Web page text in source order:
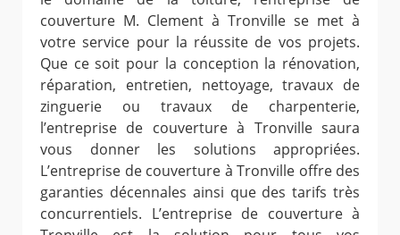
couverture M. Clement à Tronville se met à
votre service pour la réussite de vos projets.
Que ce soit pour la conception la rénovation,
réparation, entretien, nettoyage, travaux de
zinguerie ou travaux de charpenterie,
l’entreprise de couverture à Tronville saura
vous donner les solutions appropriées.
L’entreprise de couverture à Tronville offre des
garanties décennales ainsi que des tarifs très
concurrentiels. L’entreprise de couverture à